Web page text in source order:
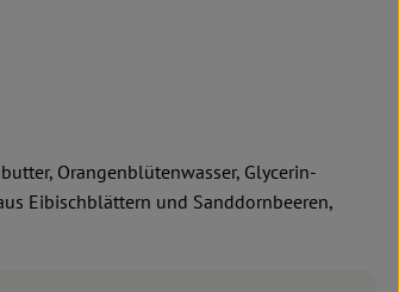
Orangenblütenwasser, Glycerin-
Eibischblättern und Sanddornbeeren,